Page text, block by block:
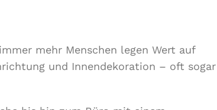
mehr Menschen legen Wert auf
und Innendekoration – oft sogar